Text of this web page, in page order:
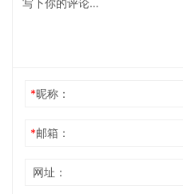
*昵称：
*邮箱：
网址：